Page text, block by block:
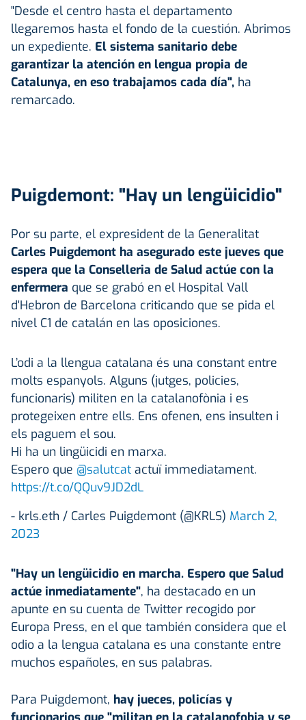
"Desde el centro hasta el departamento
llegaremos hasta el fondo de la cuestión. Abrimos
un expediente. El sistema sanitario debe
garantizar la atención en lengua propia de
Catalunya, en eso trabajamos cada día", ha
remarcado.
Puigdemont: "Hay un lengüicidio"
Por su parte, el expresident de la Generalitat
Carles Puigdemont ha asegurado este jueves que
espera que la Conselleria de Salud actúe con la
enfermera que se grabó en el Hospital Vall
d'Hebron de Barcelona criticando que se pida el
nivel C1 de catalán en las oposiciones.
L’odi a la llengua catalana és una constant entre
molts espanyols. Alguns (jutges, policies,
funcionaris) militen en la catalanofònia i es
protegeixen entre ells. Ens ofenen, ens insulten i
els paguem el sou.
Hi ha un lingüicidi en marxa.
Espero que @salutcat actuï immediatament.
https://t.co/QQuv9JD2dL
- krls.eth / Carles Puigdemont (@KRLS) March 2,
2023
"Hay un lengüicidio en marcha. Espero que Salud
actúe inmediatamente", ha destacado en un
apunte en su cuenta de Twitter recogido por
Europa Press, en el que también considera que el
odio a la lengua catalana es una constante entre
muchos españoles, en sus palabras.
Para Puigdemont, hay jueces, policías y